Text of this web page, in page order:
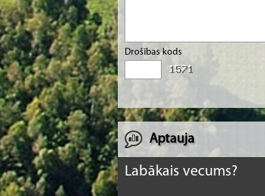
Drošības kods
Aptauja
Labākais vecums?